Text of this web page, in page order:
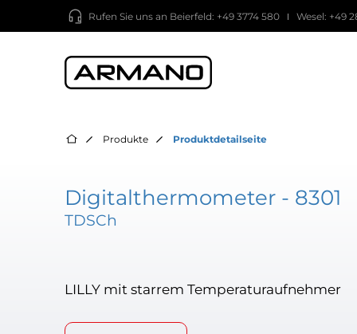
Rufen Sie uns an Beierfeld: +49 3774 580 Wesel: +49
Produkte Produktdetailseite
Digitalthermometer - 8301
TDSCh
LILLY mit starrem Temperaturaufnehmer